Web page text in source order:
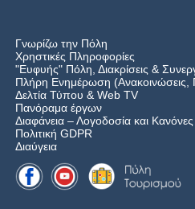
Γνωρίζω την Πόλη
Χρηστικές Πληροφορίες
"Ευφυής" Πόλη, Διακρίσεις &
Πλήρη Ενημέρωση (Ανακοινώσεις,
Δελτία Τύπου & Web TV
Πανόραμα έργων
Διαφάνεια – Λογοδοσία και Κανόνες
Πολιτική GDPR
Διαύγεια